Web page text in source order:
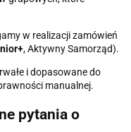
w realizacji zamówień
, Aktywny Samorząd).
i dopasowane do
manualnej.
pytania o